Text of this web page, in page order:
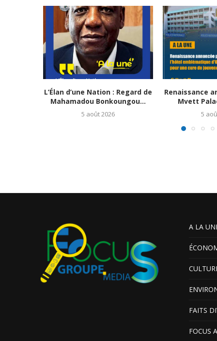
L’Élan d’une Nation : Regard de
Mahamadou Bonkoungou...
5 août 2026
Renaissance
Mvett
5
A LA
FAITS
FOCUS